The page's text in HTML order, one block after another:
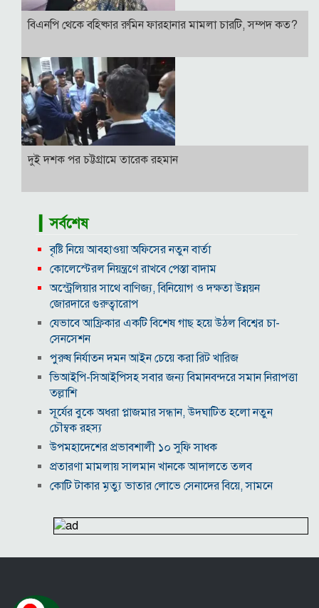
বিএনপি থেকে বহিষ্কার রুমিন ফারহানার মামলা চারটি, সম্পদ কত?
দুই দশক পর চট্টগ্রামে তারেক রহমান
▎সর্বশেষ
বৃষ্টি নিয়ে আবহাওয়া অফিসের নতুন বার্তা
কোলেস্টেরল নিয়ন্ত্রণে রাখবে পেস্তা বাদাম
অস্ট্রেলিয়ার সাথে বাণিজ্য, বিনিয়োগ ও দক্ষতা উন্নয়ন
জোরদারে গুরুত্বারোপ
যেভাবে আফ্রিকার একটি বিশেষ গাছ হয়ে উঠল বিশ্বের চা-
সেনসেশন
পুরুষ নির্যাতন দমন আইন চেয়ে করা রিট খারিজ
ভিআইপি-সিআইপিসহ সবার জন্য বিমানবন্দরে সমান নিরাপত্তা
তল্লাশি
সূর্যের বুকে অধরা প্লাজমার সন্ধান, উদ্ঘাটিত হলো নতুন
চৌম্বক রহস্য
উপমহাদেশের প্রভাবশালী ১০ সুফি সাধক
প্রতারণা মামলায় সালমান খানকে আদালতে তলব
কোটি টাকার মৃত্যু ভাতার লোভে সেনাদের বিয়ে, সামনে
হিরোশিমা-নাগাসাকি হামলার ৮১ বছর: বর্তমান বিশ্বে
পারমাণবিক পরিস্থিতি কি?
বাংলাদেশি টাকায় আজকের মুদ্রা বিনিময় হার